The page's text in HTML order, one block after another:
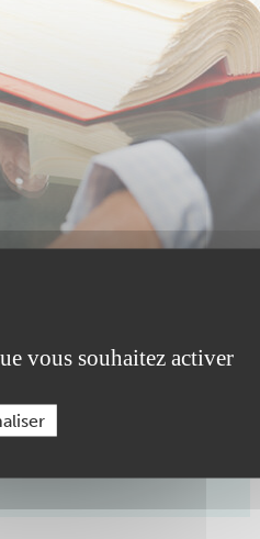
au
vous souhaitez activer